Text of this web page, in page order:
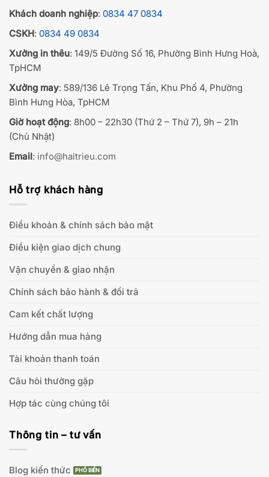
Khách doanh nghiệp: 0834 47 0834
CSKH: 0834 49 0834
Xưởng in thêu: 149/5 Đường Số 16, Phường Bình Hưng Hoà,
TpHCM
Xưởng may: 589/136 Lê Trọng Tấn, Khu Phố 4, Phường
Bình Hưng Hòa, TpHCM
Giờ hoạt động: 8h00 – 22h30 (Thứ 2 – Thứ 7), 9h – 21h
(Chủ Nhật)
Email: info@haitrieu.com
Hỗ trợ khách hàng
Điều khoản & chính sách bảo mật
Điều kiện giao dịch chung
Vận chuyển & giao nhận
Chính sách bảo hành & đổi trả
Cam kết chất lượng
Hướng dẫn mua hàng
Tài khoản thanh toán
Câu hỏi thường gặp
Hợp tác cùng chúng tôi
Thông tin – tư vấn
Blog kiến thức